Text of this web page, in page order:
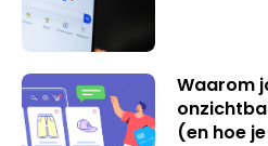
Waarom
(en hoe